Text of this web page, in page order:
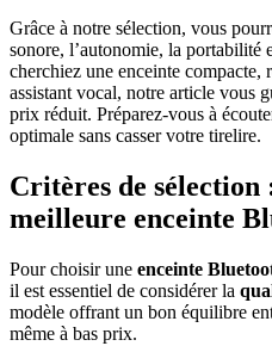
Grâce à notre sélection, vous
sonore, l’autonomie, la portabilité
cherchiez une enceinte compacte,
assistant vocal, notre article vous
prix réduit. Préparez-vous à
optimale sans casser votre tirelire.
Critères de
meilleure enceinte
Pour choisir une enceinte
il est essentiel de considérer la
modèle offrant un bon équilibre
même à bas prix.